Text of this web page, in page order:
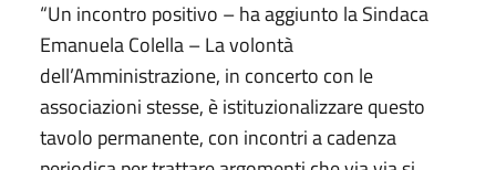
“Un incontro positivo – ha aggiunto la Sindaca
Emanuela Colella – La volontà
dell’Amministrazione, in concerto con le
associazioni stesse, è istituzionalizzare questo
tavolo permanente, con incontri a cadenza